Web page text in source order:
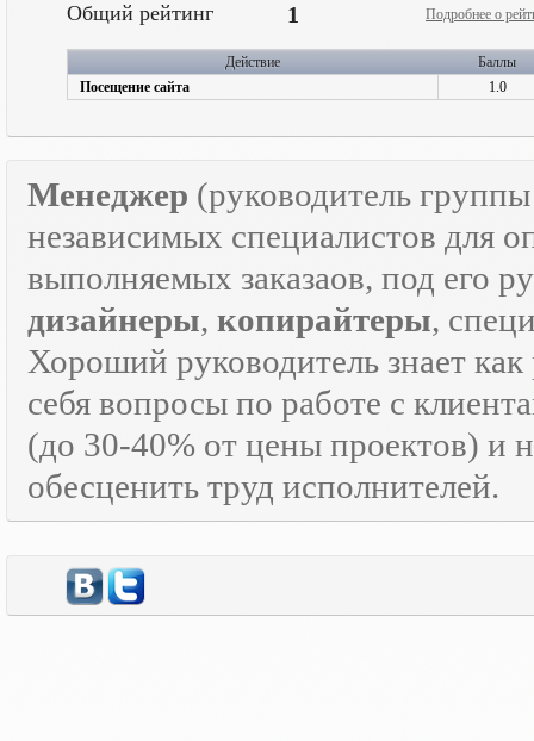
Общий рейтинг 1 Подробнее о
Действие
Баллы
Посещение сайта
1.0
Менеджер (руководитель
независимых специалистов для
выполняемых заказаов, под его
дизайнеры, копирайтеры,
Хороший руководитель знает
себя вопросы по работе с
(до 30-40% от цены проектов) и
обесценить труд исполнителей.